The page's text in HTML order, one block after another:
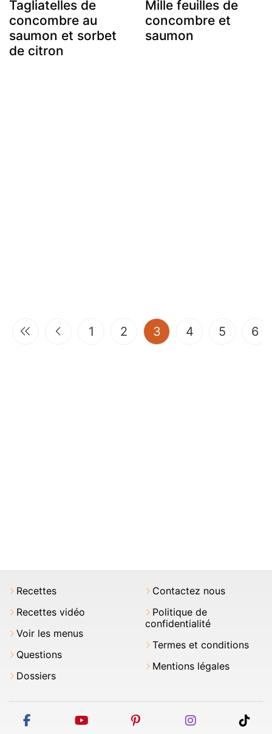
Tagliatelles de
concombre au
saumon et sorbet
de citron
Mille feuilles de
concombre et
saumon
1 2 3(current)
4 5 6
Recettes
Recettes vidéo
Voir les menus
Questions
Dossiers
Contactez nous
Politique de
confidentialité
Termes et conditions
Mentions légales
facebook youtube pinterest instagram